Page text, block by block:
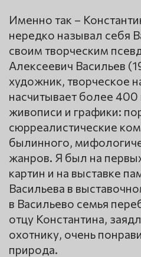
Именно так –
нередко называл себя
своим творческим
Алексеевич Васильев
художник, творческое
насчитывает более
живописи и графики:
сюрреалистические
былинного,
жанров. Я был на
картин и на выставке
Васильева в
в Васильево семья
отцу Константина,
охотнику, очень
природа.